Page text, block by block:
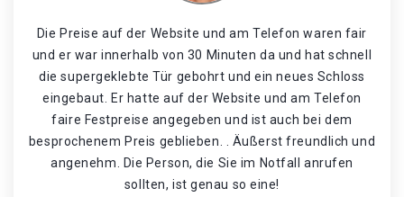
Die Preise auf der Website und am Telefon waren fair
und er war innerhalb von 30 Minuten da und hat schnell
die supergeklebte Tür gebohrt und ein neues Schloss
eingebaut. Er hatte auf der Website und am Telefon
faire Festpreise angegeben und ist auch bei dem
besprochenem Preis geblieben. . Äußerst freundlich und
angenehm. Die Person, die Sie im Notfall anrufen
sollten, ist genau so eine!